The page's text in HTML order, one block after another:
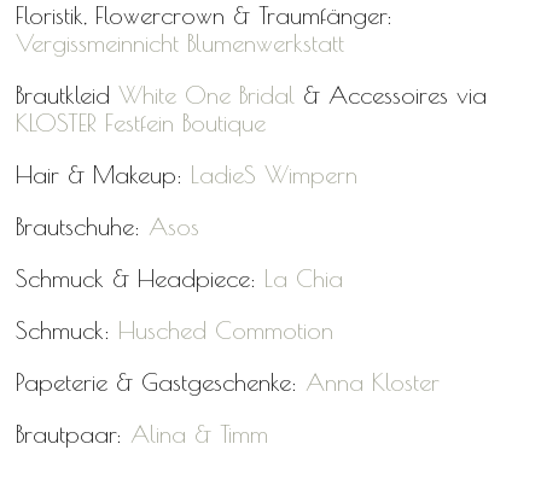
Floristik, Flowercrown & Traumfänger:
Vergissmeinnicht Blumenwerkstatt
Brautkleid White One Bridal & Accessoires via
KLOSTER Festfein Boutique
Hair & Makeup: LadieS Wimpern
Brautschuhe: Asos
Schmuck & Headpiece: La Chia
Schmuck: Husched Commotion
Papeterie & Gastgeschenke: Anna Kloster
Brautpaar: Alina & Timm